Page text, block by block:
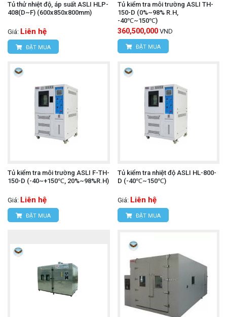
Tủ thử nhiệt độ, áp suất ASLI HLP-
408(D~F) (600x850x800mm)
Giá: Liên hệ
ĐẶT MUA
Tủ kiểm tra môi trường ASLI TH-
150-D (0%~98% R.H,
-40℃~150℃)
360,500,000 VND
ĐẶT MUA
Tủ kiểm tra môi trường ASLI F-TH-
150-D (-40~+150℃, 20%~98%R.H)
Giá: Liên hệ
ĐẶT MUA
Tủ kiểm tra nhiệt độ ASLI HL-800-
D (-40℃~150℃)
Giá: Liên hệ
ĐẶT MUA